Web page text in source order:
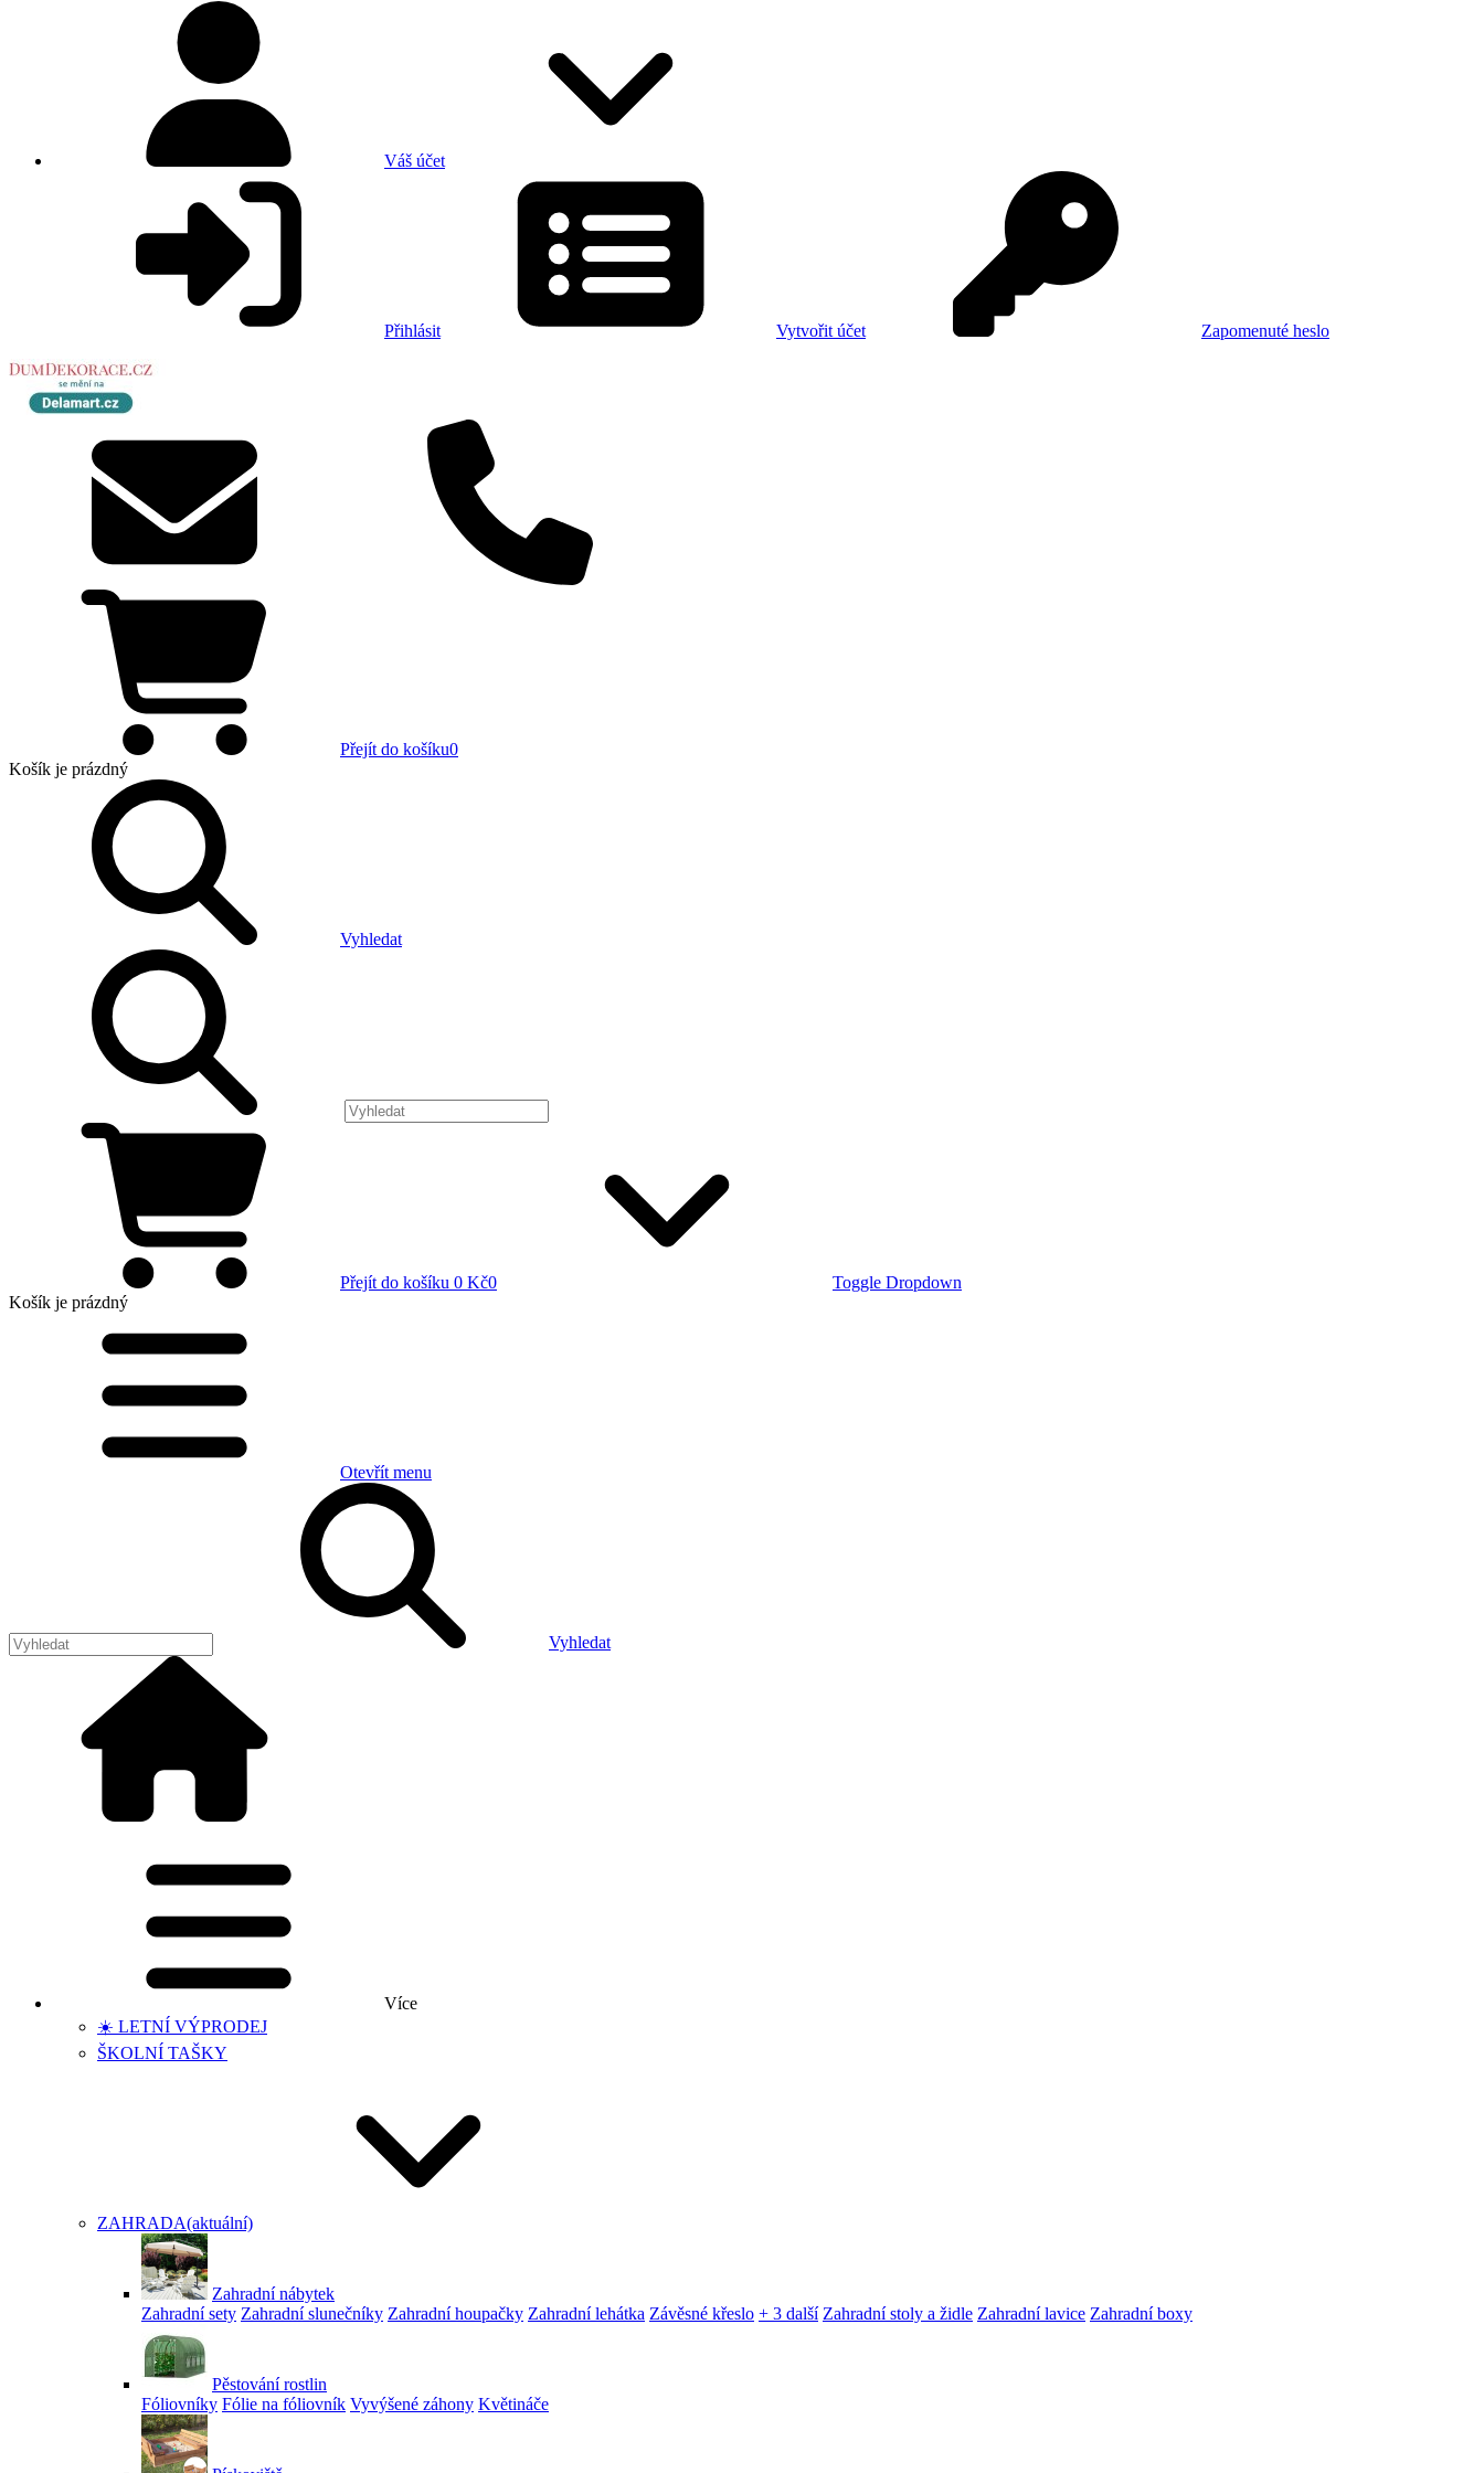
Váš účet
Přihlásit Vytvořit účet Zapomenuté heslo
Přejít do košíku0
Košík je prázdný
Vyhledat
Přejít do košíku 0 Kč0
Toggle Dropdown
Košík je prázdný
Otevřít menu
Vyhledat
Více
☀️ LETNÍ VÝPRODEJ
ŠKOLNÍ TAŠKY
ZAHRADA(aktuální)
Zahradní nábytek
Zahradní sety Zahradní slunečníky Zahradní houpačky Zahradní lehátka Závěsné křeslo + 3 další Zahradní stoly a židle Zahradní lavice Zahradní boxy
Pěstování rostlin
Fóliovníky Fólie na fóliovník Vyvýšené záhony Květináče